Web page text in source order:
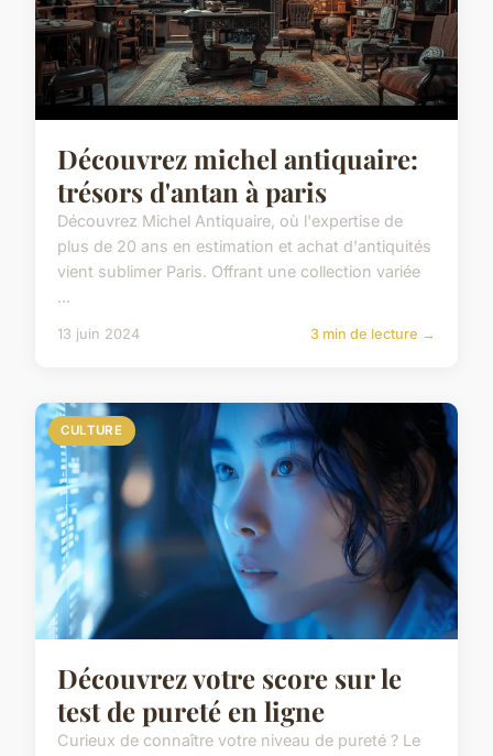
Découvrez michel antiquaire:
trésors d'antan à paris
Découvrez Michel Antiquaire, où l'expertise de
plus de 20 ans en estimation et achat d'antiquités
vient sublimer Paris. Offrant une collection variée
...
13 juin 2024 3 min de lecture →
CULTURE
Découvrez votre score sur le
test de pureté en ligne
Curieux de connaître votre niveau de pureté ? Le